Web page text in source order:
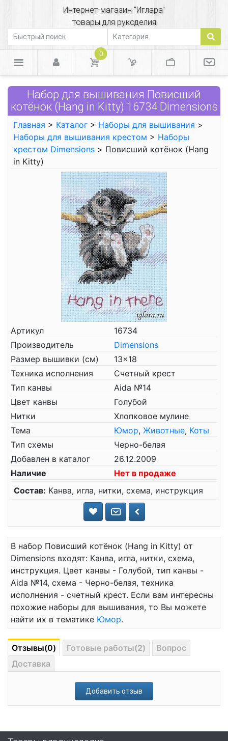
Интернет-магазин "Иглара"
товары для рукоделия
0
Набор для вышивания Повисший
котёнок (Hang in Kitty) 16734 Dimensions
Главная > Каталог > Наборы для вышивания >
Наборы для вышивания крестом > Наборы
крестом Dimensions > Повисший котёнок (Hang
in Kitty)
Артикул
16734
Производитель
Dimensions
Размер вышивки (см)
13x18
Техника исполнения
Счетный крест
Тип канвы
Aida №14
Цвет канвы
Голубой
Нитки
Хлопковое мулине
Тема
Юмор, Животные, Коты
Тип схемы
Черно-белая
Добавлен в каталог
26.12.2009
Наличие
Нет в продаже
Состав: Канва, игла, нитки, схема, инструкция
В набор Повисший котёнок (Hang in Kitty) от
Dimensions входят: Канва, игла, нитки, схема,
инструкция. Цвет канвы - Голубой, тип канвы -
Aida №14, схема - Черно-белая, техника
исполнения - счетный крест. Если вам интересны
похожие наборы для вышивания, то Вы можете
найти их в тематике Юмор.
Отзывы(0) Готовые работы(2)
Вопрос
Доставка
Добавить отзыв